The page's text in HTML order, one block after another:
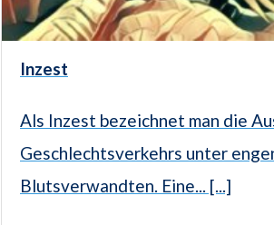
Inzest
Als Inzest bezeichnet man die
Geschlechtsverkehrs unter
Blutsverwandten. Eine... [...]